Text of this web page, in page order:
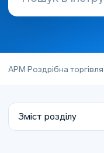
АРМ Роздрібна торгівля
Зміст розділу